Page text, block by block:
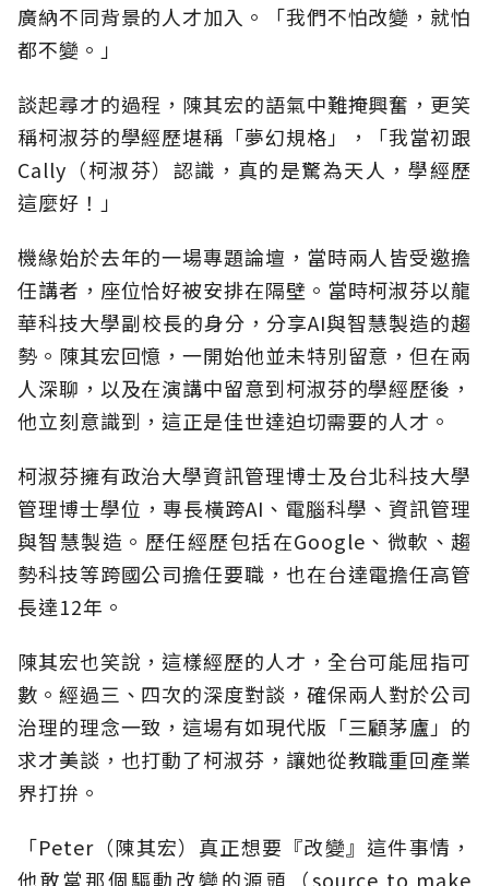
廣納不同背景的人才加入。「我們不怕改變，就怕
都不變。」
談起尋才的過程，陳其宏的語氣中難掩興奮，更笑
稱柯淑芬的學經歷堪稱「夢幻規格」，「我當初跟
Cally（柯淑芬）認識，真的是驚為天人，學經歷
這麼好！」
機緣始於去年的一場專題論壇，當時兩人皆受邀擔
任講者，座位恰好被安排在隔壁。當時柯淑芬以龍
華科技大學副校長的身分，分享AI與智慧製造的趨
勢。陳其宏回憶，一開始他並未特別留意，但在兩
人深聊，以及在演講中留意到柯淑芬的學經歷後，
他立刻意識到，這正是佳世達迫切需要的人才。
柯淑芬擁有政治大學資訊管理博士及台北科技大學
管理博士學位，專長橫跨AI、電腦科學、資訊管理
與智慧製造。歷任經歷包括在Google、微軟、趨
勢科技等跨國公司擔任要職，也在台達電擔任高管
長達12年。
陳其宏也笑說，這樣經歷的人才，全台可能屈指可
數。經過三、四次的深度對談，確保兩人對於公司
治理的理念一致，這場有如現代版「三顧茅廬」的
求才美談，也打動了柯淑芬，讓她從教職重回產業
界打拚。
「Peter（陳其宏）真正想要『改變』這件事情，
他敢當那個驅動改變的源頭（source to make